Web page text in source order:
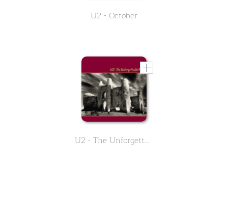
U2 - October
U2 - The Unforgettable Fire